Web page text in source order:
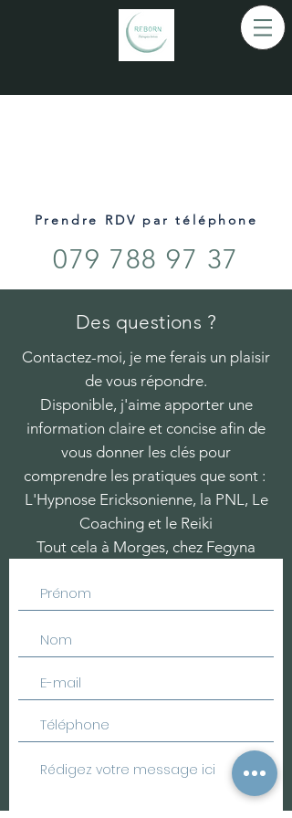
Prendre RDV par téléphone
079 788 97 37
Des questions ?
Contactez-moi, je me ferais un plaisir
de vous répondre.
Disponible, j'aime apporter une
information claire et concise afin de
vous donner les clés pour
comprendre les pratiques que sont :
L'Hypnose Ericksonienne, la PNL, Le
Coaching et le Reiki
Tout cela à Morges, chez Fegyna